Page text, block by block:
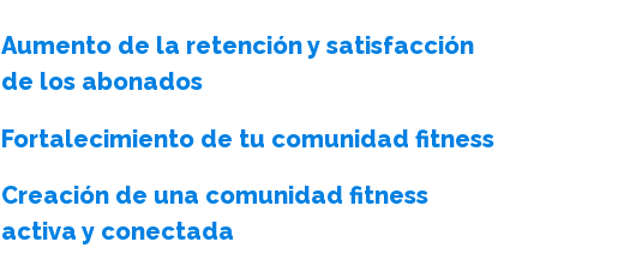
Aumento de la retención y satisfacción
de los abonados
Fortalecimiento de tu comunidad fitness
Creación de una comunidad fitness
activa y conectada